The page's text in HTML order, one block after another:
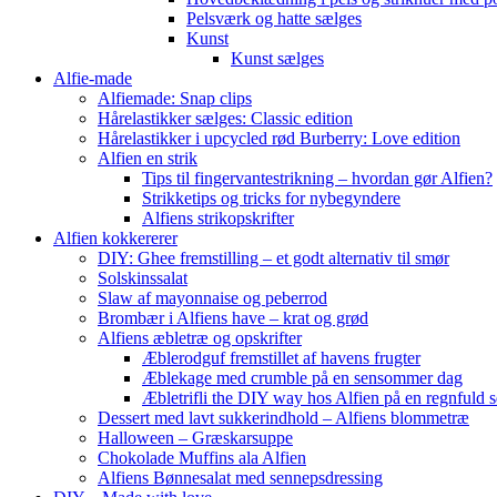
Pelsværk og hatte sælges
Kunst
Kunst sælges
Alfie-made
Alfiemade: Snap clips
Hårelastikker sælges: Classic edition
Hårelastikker i upcycled rød Burberry: Love edition
Alfien en strik
Tips til fingervantestrikning – hvordan gør Alfien?
Strikketips og tricks for nybegyndere
Alfiens strikopskrifter
Alfien kokkererer
DIY: Ghee fremstilling – et godt alternativ til smør
Solskinssalat
Slaw af mayonnaise og peberrod
Brombær i Alfiens have – krat og grød
Alfiens æbletræ og opskrifter
Æblerodguf fremstillet af havens frugter
Æblekage med crumble på en sensommer dag
Æbletrifli the DIY way hos Alfien på en regnfuld
Dessert med lavt sukkerindhold – Alfiens blommetræ
Halloween – Græskarsuppe
Chokolade Muffins ala Alfien
Alfiens Bønnesalat med sennepsdressing